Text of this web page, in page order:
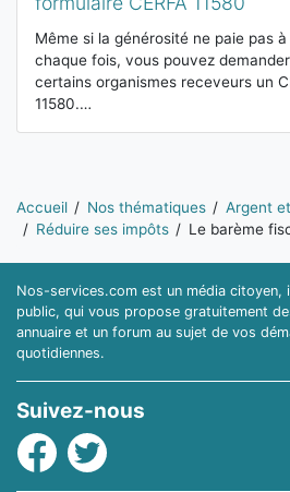
Même si la générosité ne paie pas à
chaque fois, vous pouvez
certains organismes receveurs un
11580.…
Vous êtes ici:
Accueil Nos thématiques
Argent
Réduire ses impôts
Le barème
Nos-services.com est un média citoyen,
public, qui vous propose gratuitement
annuaire et un forum au sujet de vos
quotidiennes.
Suivez-nous
Facebook
Twitter